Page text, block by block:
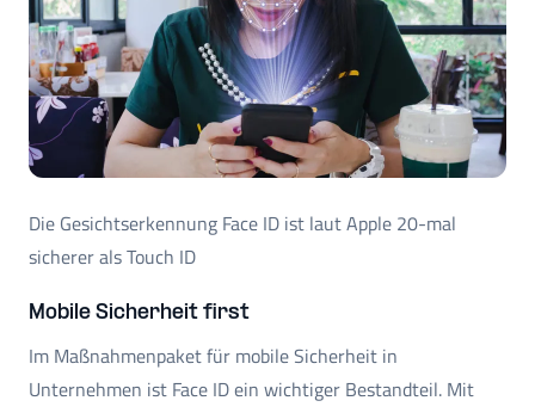
Die Gesichtserkennung Face ID ist laut Apple 20-mal
sicherer als Touch ID
Mobile Sicherheit first
Im Maßnahmenpaket für mobile Sicherheit in
Unternehmen ist Face ID ein wichtiger Bestandteil. Mit